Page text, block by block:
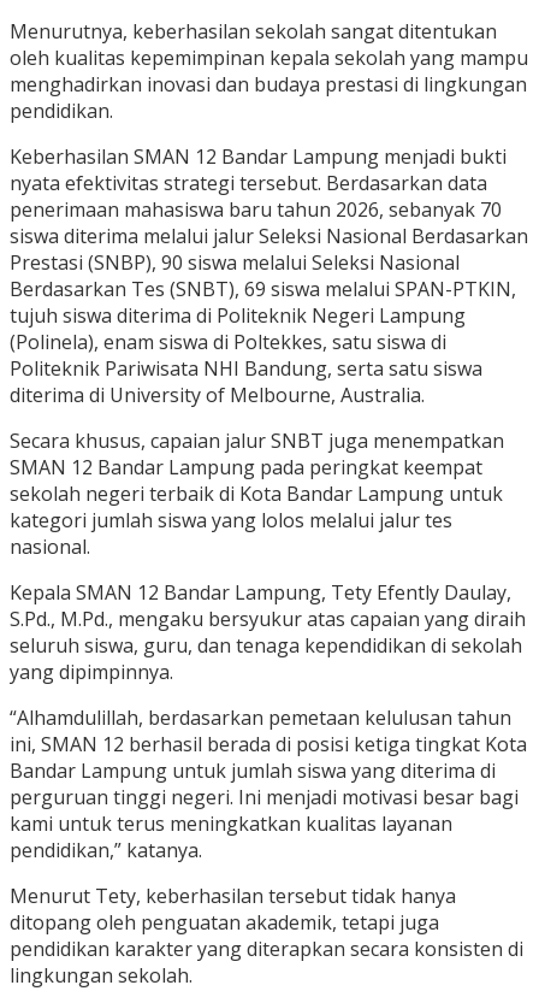
Menurutnya, keberhasilan sekolah sangat ditentukan
oleh kualitas kepemimpinan kepala sekolah yang mampu
menghadirkan inovasi dan budaya prestasi di lingkungan
pendidikan.
Keberhasilan SMAN 12 Bandar Lampung menjadi bukti
nyata efektivitas strategi tersebut. Berdasarkan data
penerimaan mahasiswa baru tahun 2026, sebanyak 70
siswa diterima melalui jalur Seleksi Nasional Berdasarkan
Prestasi (SNBP), 90 siswa melalui Seleksi Nasional
Berdasarkan Tes (SNBT), 69 siswa melalui SPAN-PTKIN,
tujuh siswa diterima di Politeknik Negeri Lampung
(Polinela), enam siswa di Poltekkes, satu siswa di
Politeknik Pariwisata NHI Bandung, serta satu siswa
diterima di University of Melbourne, Australia.
Secara khusus, capaian jalur SNBT juga menempatkan
SMAN 12 Bandar Lampung pada peringkat keempat
sekolah negeri terbaik di Kota Bandar Lampung untuk
kategori jumlah siswa yang lolos melalui jalur tes
nasional.
Kepala SMAN 12 Bandar Lampung, Tety Efently Daulay,
S.Pd., M.Pd., mengaku bersyukur atas capaian yang diraih
seluruh siswa, guru, dan tenaga kependidikan di sekolah
yang dipimpinnya.
“Alhamdulillah, berdasarkan pemetaan kelulusan tahun
ini, SMAN 12 berhasil berada di posisi ketiga tingkat Kota
Bandar Lampung untuk jumlah siswa yang diterima di
perguruan tinggi negeri. Ini menjadi motivasi besar bagi
kami untuk terus meningkatkan kualitas layanan
pendidikan,” katanya.
Menurut Tety, keberhasilan tersebut tidak hanya
ditopang oleh penguatan akademik, tetapi juga
pendidikan karakter yang diterapkan secara konsisten di
lingkungan sekolah.